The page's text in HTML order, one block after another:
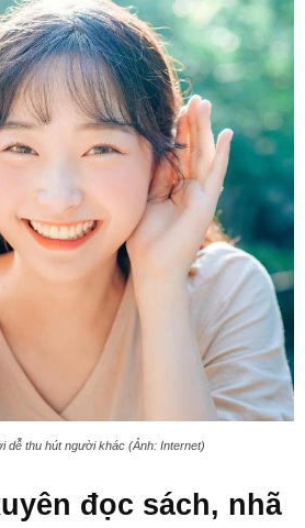
dễ thu hút người khác (Ảnh: Internet)
đọc sách, nhã